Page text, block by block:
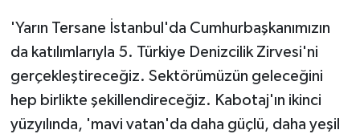
'Yarın Tersane İstanbul'da Cumhurbaşkanımızın
da katılımlarıyla 5. Türkiye Denizcilik Zirvesi'ni
gerçekleştireceğiz. Sektörümüzün geleceğini
hep birlikte şekillendireceğiz. Kabotaj'ın ikinci
yüzyılında, 'mavi vatan'da daha güçlü, daha yeşil